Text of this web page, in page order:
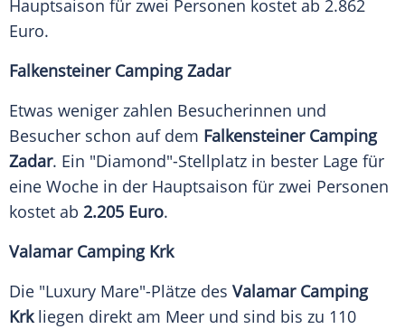
Hauptsaison für zwei Personen kostet ab 2.862
Euro.
Falkensteiner Camping Zadar
Etwas weniger zahlen Besucherinnen und
Besucher schon auf dem Falkensteiner Camping
Zadar. Ein "Diamond"-Stellplatz in bester Lage für
eine Woche in der Hauptsaison für zwei Personen
kostet ab 2.205 Euro.
Valamar Camping Krk
Die "Luxury Mare"-Plätze des Valamar Camping
Krk liegen direkt am Meer und sind bis zu 110